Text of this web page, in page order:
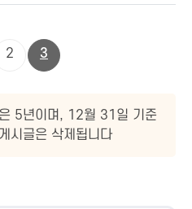
2 3
5년이며, 12월 31일 기준
시글은 삭제됩니다